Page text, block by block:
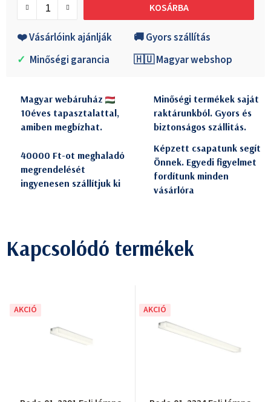
KOSÁRBA
❤️ Vásárlóink ajánlják
🚚 Gyors szállítás
✓ Minőségi garancia 🇭🇺 Magyar webshop
Magyar webáruház
10éves tapasztalattal,
amiben megbízhat.
Minőségi termékek saját
raktárunkból. Gyors és
biztonságos szállitás.
40000 Ft-ot meghaladó
megrendelését
ingyenesen szállítjuk ki
Képzett csapatunk segít
Önnek. Egyedi figyelmet
fordítunk minden
vásárlóra
Kapcsolódó termékek
AKCIÓ AKCIÓ